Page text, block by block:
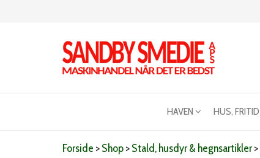
HAVEN HUS, FRITID
Forside >Shop>Stald, husdyr & hegnsartikler>